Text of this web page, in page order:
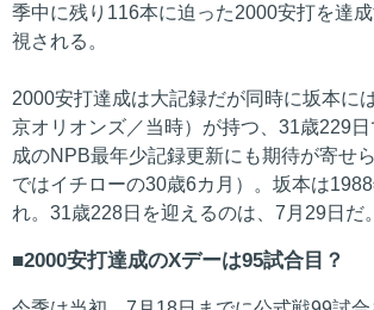
季中に残り116本に迫った2000安打を達
視される。
2000安打達成は大記録だが同時に坂本に
京オリオンズ／当時）が持つ、31歳229
成のNPB最年少記録更新にも期待が寄せ
ではイチローの30歳6カ月）。坂本は
れ。31歳228日を迎えるのは、7月29日だ。
2000安打達成のXデーは95試合目？